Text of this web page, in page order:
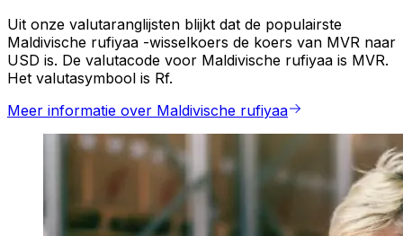
Uit onze valutaranglijsten blijkt dat de populairste
Maldivische rufiyaa -wisselkoers de koers van MVR naar
USD is. De valutacode voor Maldivische rufiyaa is MVR.
Het valutasymbool is Rf.
Meer informatie over Maldivische rufiyaa